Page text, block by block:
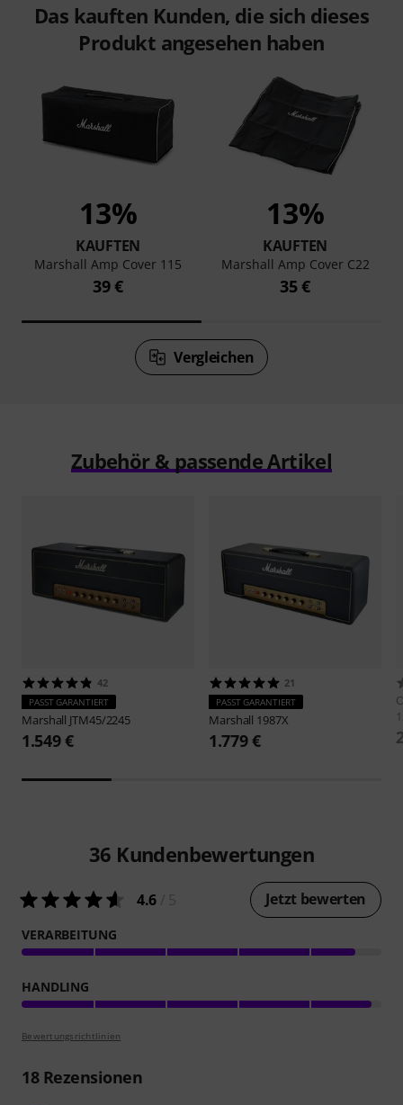
Das kauften Kunden, die sich dieses
Produkt angesehen haben
13%
KAUFTEN
Marshall Amp Cover 115
39 €
13%
KAUFTEN
Marshall Amp Cover C22
35 €
Vergleichen
Zubehör & passende Artikel
42
PASST GARANTIERT
Marshall JTM45/2245
1.549 €
21
PASST GARANTIERT
Marshall 1987X
1.779 €
36 Kundenbewertungen
4.6 Jetzt bewerten
VERARBEITUNG
HANDLING
Bewertungsrichtlinien
18Rezensionen